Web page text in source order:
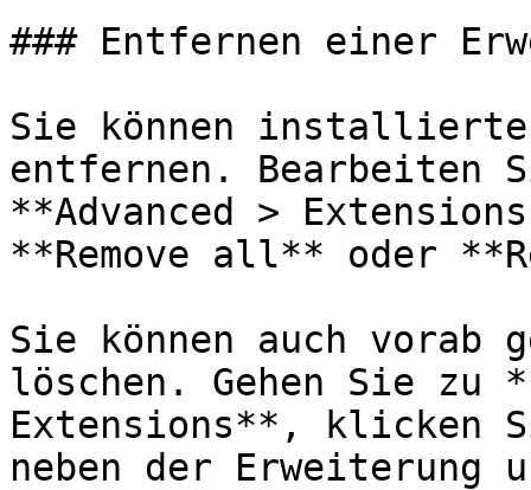
### Entfernen einer
Sie können installierte
entfernen. Bearbeiten
**Advanced >
**Remove all** oder
Sie können auch vorab
löschen. Gehen Sie zu
Extensions**, klicken
neben der Erweiterung